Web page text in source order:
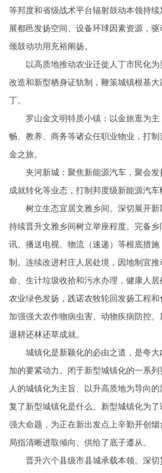
等邦度和省级战术平台辐射鼓动本领持
展都邑发扬空间、设备环球因素资源，驱
颈鼓动功用充裕阐扬。
以高质地推动农业迁徙人丁市民化为
改造和新型栖身证轨制，鞭策城镇根基大
丁。
罗山金文明特质小镇：以金旅逛为主
畅、教养、商务等诸众任职业物业，打
金之旅。
夹河新城：聚焦新能源汽车，聚会发
成就转化等业态，打制邦度级新能源汽车
树立生态宜居文雅乡间。深切展开新
持续晋升文雅乡间树立举座程度。完备
讯、播送电视、物流（速递）等根底措
制。连续改进村庄人居处境，因地制宜
命、生计垃圾收拾和污水办理，健康人
农业绿色发扬，践诺农牧轮回发扬工程和
加强强大农作物病虫害、动物疾病防控
退耕还林还草成就。
城镇化是新颖化的必由之道，是夸大
加的要紧动力。闭于新型城镇化的一系
人的城镇化为主旨、以升高质地为导向
复了新型城镇化是什么、新型城镇化为
强大命题，为正在新出发点上辛勤开创
局指清晰进取倾向、供给了底子遵从。
晋升六个县级市县城承载本领。深切